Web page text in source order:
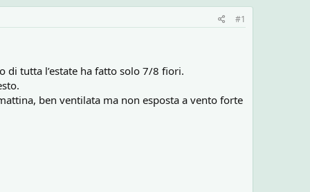
#1
di tutta l’estate ha fatto solo 7/8 fiori.
ben ventilata ma non esposta a vento forte